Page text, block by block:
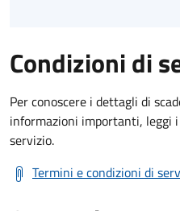
Condizioni di
Per conoscere i dettagli di
informazioni importanti, leggi
servizio.
Termini e condizioni di